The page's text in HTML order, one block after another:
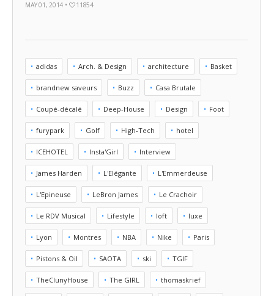
MAY 01, 2014 •
11854
adidas Arch. & Design architecture Basket
brandnew saveurs Buzz Casa Brutale
Coupé-décalé Deep-House Design Foot
furypark Golf High-Tech hotel
ICEHOTEL Insta'Girl Interview
James Harden L'Elégante L'Emmerdeuse
L'Epineuse LeBron James Le Crachoir
Le RDV Musical Lifestyle loft luxe
Lyon Montres NBA Nike Paris
Pistons & Oil SAOTA ski TGIF
TheClunyHouse The GIRL thomaskrief